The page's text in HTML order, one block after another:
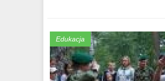
Edukacja